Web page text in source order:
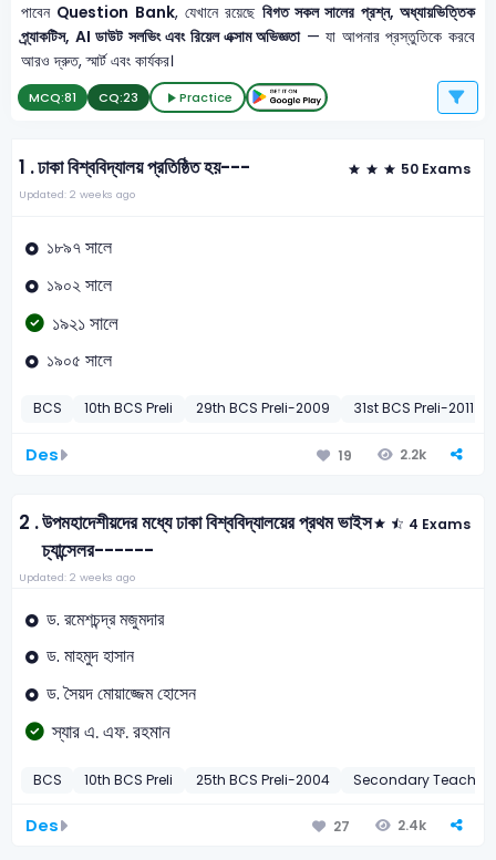
পাবেন Question Bank, যেখানে রয়েছে বিগত সকল সালের প্রশ্ন, অধ্যায়ভিত্তিক
প্র্যাকটিস, AI ডাউট সলভিং এবং রিয়েল এক্সাম অভিজ্ঞতা— যা আপনার প্রস্তুতিকে করবে
আরও দ্রুত, স্মার্ট এবং কার্যকর।
MCQ:81 CQ:23 Practice
1 .ঢাকা বিশ্ববিদ্যালয় প্রতিষ্ঠিত হয়--- 50 Exams
Updated: 2 weeks ago
১৮৯৭ সালে
১৯০২ সালে
১৯২১ সালে
১৯০৫ সালে
BCS 10th BCS Preli 29th BCS Preli-2009 31st BCS Preli-2011
Des 19 2.2k
2 .উপমহাদেশীয়দের মধ্যে ঢাকা বিশ্ববিদ্যালয়ের প্রথম ভাইস
চ্যান্সেলর------
4 Exams
Updated: 2 weeks ago
ড. রমেশচন্দ্র মজুমদার
ড. মাহমুদ হাসান
ড. সৈয়দ মোয়াজ্জেম হোসেন
স্যার এ. এফ. রহমান
BCS 10th BCS Preli 25th BCS Preli-2004 Secondary Teacher
Des 27 2.4k